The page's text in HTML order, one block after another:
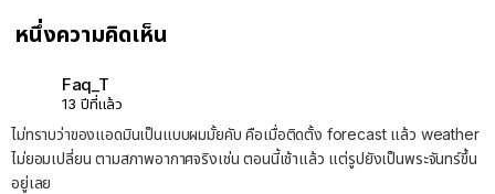
หนึ่งความคิดเห็น
Faq_T
13 ปีที่แล้ว
ไม่ทราบว่าของแอดมินเป็นแบบผมมั้ยคับ คือเมื่อติดตั้ง forecast แล้ว weather
ไม่ยอมเปลี่ยน ตามสภาพอากาศจริงเช่น ตอนนี้เช้าแล้ว แต่รูปยังเป็นพระจันทร์ขึ้น
อยู่เลย